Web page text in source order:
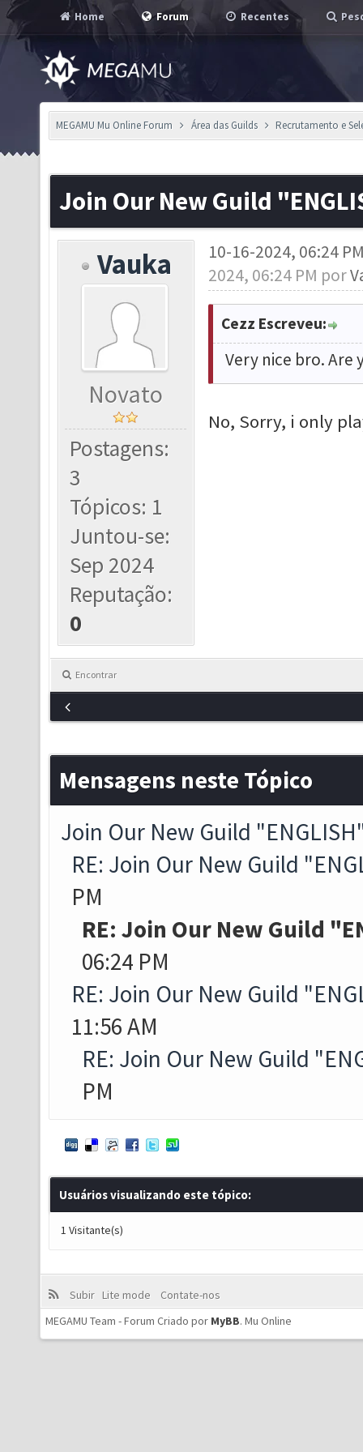
Home Forum Recentes
MEGAMU Mu Online Forum Área das Guilds Recrutamento e
Join Our New Guild
Vauka
Novato
Postagens:
3
Tópicos: 1
Juntou-se:
Sep 2024
Reputação:
0
10-16-2024, 06:24
2024, 06:24 PM por
Cezz Escreveu:
Very nice bro. Are
No, Sorry, i only
Encontrar
Mensagens neste Tópico
Join Our New Guild
RE: Join Our New Guild
PM
RE: Join Our New Guild
06:24 PM
RE: Join Our New Guild
11:56 AM
RE: Join Our New Guild
PM
Usuários visualizando este tópico:
1 Visitante(s)
Subir Lite mode
Contate-nos
MEGAMU Team - Forum Criado por MyBB. Mu Online